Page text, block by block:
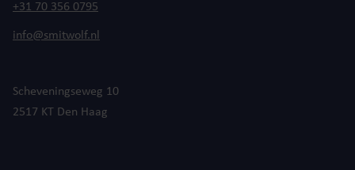
+31 70 356 0795
info@smitwolf.nl
Scheveningseweg 10
2517 KT Den Haag